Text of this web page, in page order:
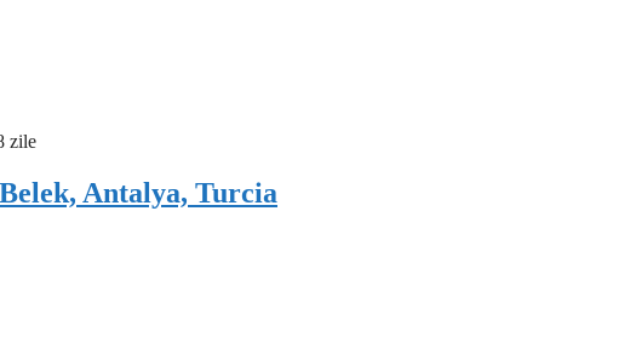
zile
Antalya, Turcia